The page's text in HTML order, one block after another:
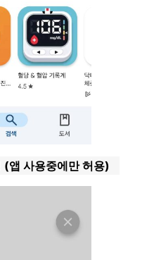
(앱 사용중에만 허용)